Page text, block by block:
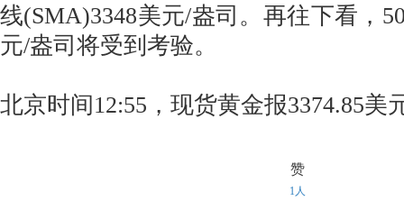
线(SMA)3348美元/盎司。再往下看，
元/盎司将受到考验。
北京时间12:55，现货黄金报3374.85美
赞
1人